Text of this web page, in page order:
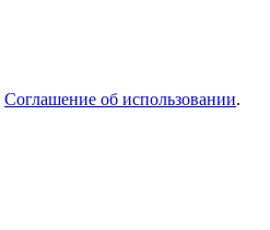
Соглашение об использовании.